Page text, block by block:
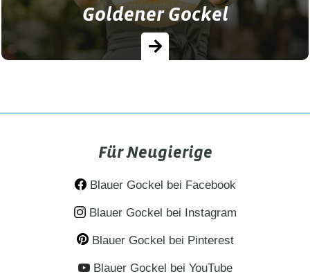
Goldener Gockel
Unsere gastfreundlichsten Ferienhöfe 2026
nächsten Urlaub bei einem Ferienhof mit
dem Goldenen Gockel! …
Für Neugierige
Blauer Gockel bei Facebook
Blauer Gockel bei Instagram
Blauer Gockel bei Pinterest
Blauer Gockel bei YouTube